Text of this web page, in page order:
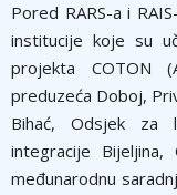
Pored RARS-a i
institucije koje su
projekta COTON
preduzeća Doboj,
Bihać, Odsjek za
integracije
međunarodnu